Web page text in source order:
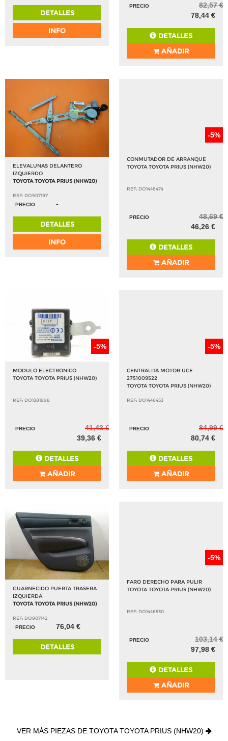
DETALLES
INFO
PRECIO
82,57 €
78,44 €
DETALLES
AÑADIR
ELEVALUNAS DELANTERO
IZQUIERDO
TOYOTA TOYOTA PRIUS (NHW20)
REF: DO907197
PRECIO
-
DETALLES
INFO
-5%
CONMUTADOR DE ARRANQUE
TOYOTA TOYOTA PRIUS (NHW20)
REF: DO1446474
PRECIO
48,69 €
46,26 €
DETALLES
AÑADIR
-5%
MODULO ELECTRONICO
TOYOTA TOYOTA PRIUS (NHW20)
REF: DO1381998
PRECIO
41,43 €
39,36 €
DETALLES
AÑADIR
-5%
CENTRALITA MOTOR UCE
2751009522
TOYOTA TOYOTA PRIUS (NHW20)
REF: DO1446453
PRECIO
84,99 €
80,74 €
DETALLES
AÑADIR
GUARNECIDO PUERTA TRASERA
IZQUIERDA
TOYOTA TOYOTA PRIUS (NHW20)
REF: DO907142
PRECIO
76,04 €
DETALLES
-5%
FARO DERECHO PARA PULIR
TOYOTA TOYOTA PRIUS (NHW20)
REF: DO1446530
PRECIO
103,14 €
97,98 €
DETALLES
AÑADIR
VER MÁS PIEZAS DE TOYOTA TOYOTA PRIUS (NHW20)